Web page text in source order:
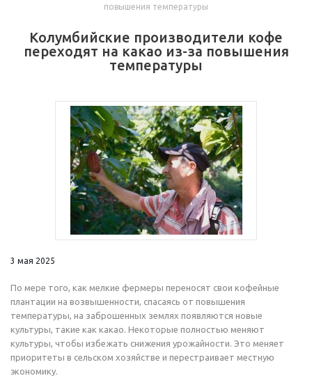
повышения температуры
Колумбийские производители кофе
переходят на какао из-за повышения
температуры
3 мая 2025
По мере того, как мелкие фермеры переносят свои кофейные
плантации на возвышенности, спасаясь от повышения
температуры, на заброшенных землях появляются новые
культуры, такие как какао. Некоторые полностью меняют
культуры, чтобы избежать снижения урожайности. Это меняет
приоритеты в сельском хозяйстве и перестраивает местную
экономику.